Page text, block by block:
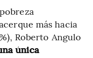
más hacia
Roberto Angulo
única